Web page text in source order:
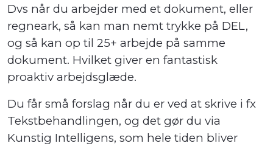
Dvs når du arbejder med et dokument, eller
regneark, så kan man nemt trykke på DEL,
og så kan op til 25+ arbejde på samme
dokument. Hvilket giver en fantastisk
proaktiv arbejdsglæde.
Du får små forslag når du er ved at skrive i fx
Tekstbehandlingen, og det gør du via
Kunstig Intelligens, som hele tiden bliver